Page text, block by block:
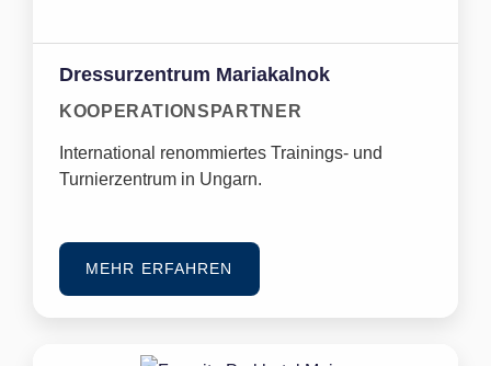
Dressurzentrum Mariakalnok
KOOPERATIONSPARTNER
International renommiertes Trainings- und
Turnierzentrum in Ungarn.
MEHR ERFAHREN